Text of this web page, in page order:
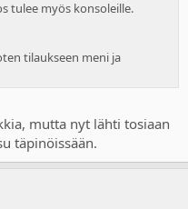
tulee myös konsoleille.
tilaukseen meni ja
mutta nyt lähti tosiaan
täpinöissään.